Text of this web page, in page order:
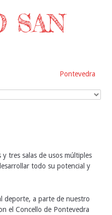
SAN
Pontevedra
tres salas de usos múltiples
todo su potencial y
deporte, a parte de nuestro
el Concello de Pontevedra